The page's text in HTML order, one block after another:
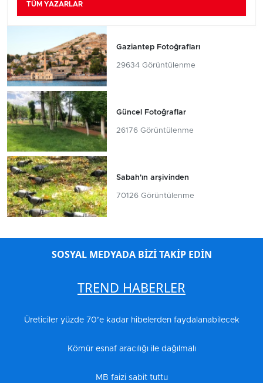
TÜM YAZARLAR
Gaziantep Fotoğrafları
29634 Görüntülenme
Güncel Fotoğraflar
26176 Görüntülenme
Sabah'ın arşivinden
70126 Görüntülenme
SOSYAL MEDYADA BİZİ TAKİP EDİN
TREND HABERLER
Üreticiler yüzde 70’e kadar hibelerden faydalanabilecek
Kömür esnaf aracılığı ile dağılmalı
MB faizi sabit tuttu